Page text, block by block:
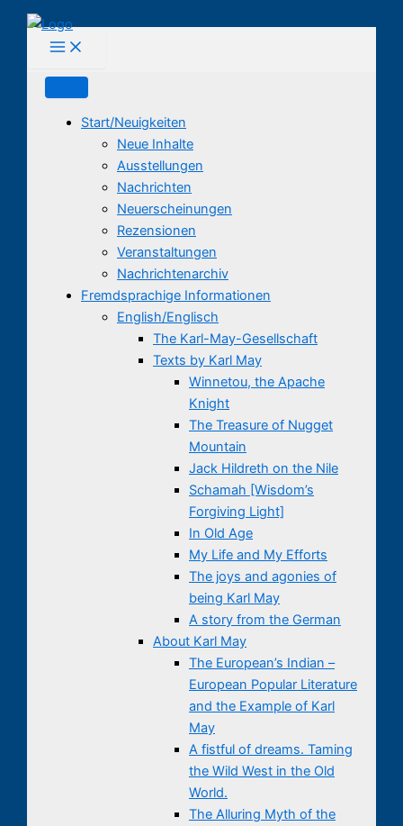
Inhalt
springen
Start/Neuigkeiten
Neue Inhalte
Ausstellungen
Nachrichten
Neuerscheinungen
Rezensionen
Veranstaltungen
Nachrichtenarchiv
Fremdsprachige Informationen
English/Englisch
The Karl-May-Gesellschaft
Texts by Karl May
Winnetou, the Apache
Knight
The Treasure of Nugget
Mountain
Jack Hildreth on the Nile
Schamah [Wisdom’s
Forgiving Light]
In Old Age
My Life and My Efforts
The joys and agonies of
being Karl May
A story from the German
About Karl May
The European’s Indian –
European Popular Literature
and the Example of Karl
May
A fistful of dreams. Taming
the Wild West in the Old
World.
The Alluring Myth of the